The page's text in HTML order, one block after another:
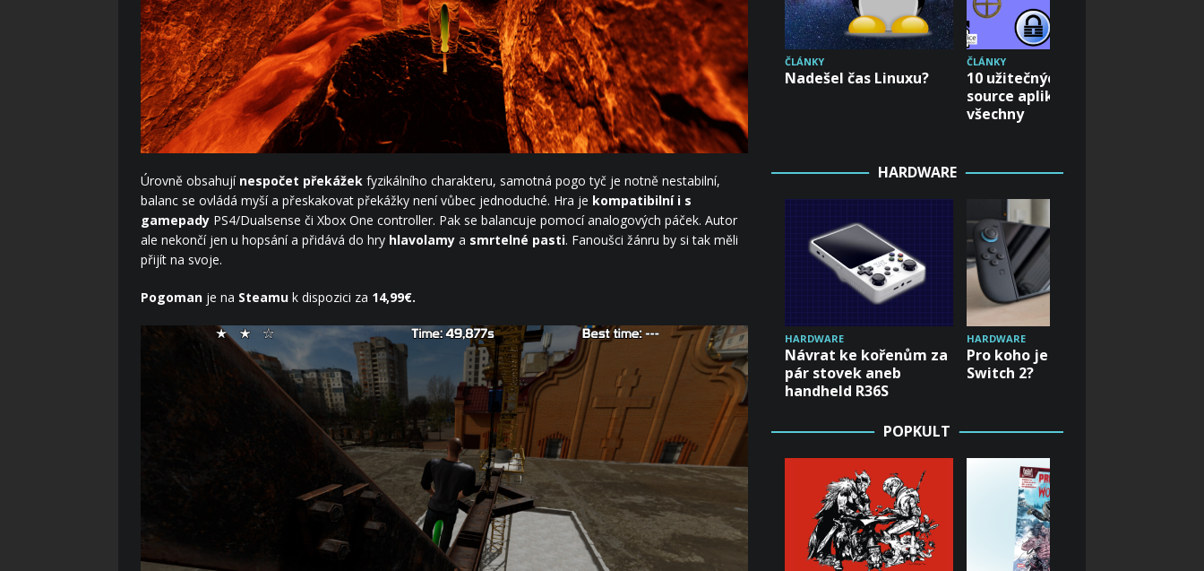
Úrovně obsahují nespočet překážek fyzikálního charakteru, samotná pogo tyč je notně nestabilní,
balanc se ovládá myší a přeskakovat překážky není vůbec jednoduché. Hra je kompatibilní i s
gamepady PS4/Dualsense či Xbox One controller. Pak se balancuje pomocí analogových páček. Autor
ale nekončí jen u hopsání a přidává do hry hlavolamy a smrtelné pasti. Fanoušci žánru by si tak měli
přijít na svoje.
Pogoman je na Steamu k dispozici za 14,99€.
ČLÁNKY
Nadešel čas Linuxu?
ČLÁNKY
10 užitečných open-
source aplikací pro
všechny
HARDWARE
HARDWARE
Návrat ke kořenům za
pár stovek aneb
handheld R36S
HARDWARE
Pro koho je Nintendo
Switch 2?
POPKULT